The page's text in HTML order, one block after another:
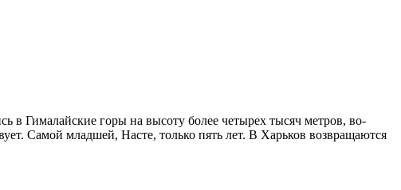
в Гималайские горы на высоту более четырех тысяч метров, во-
Самой младшей, Насте, только пять лет. В Харьков возвращаются